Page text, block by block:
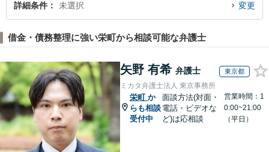
詳細条件 未選択 変更
借金・債務整理に強い栄町から相談可能な弁護士
矢野 有希 弁護士 東京都
ミカタ弁護士法人 東京事務所
栄町 か
らも相談
受付中
面談方法(対面・
電話・ビデオな
ど)は応相談
営業時間：1
0:00~21:00
（平日）